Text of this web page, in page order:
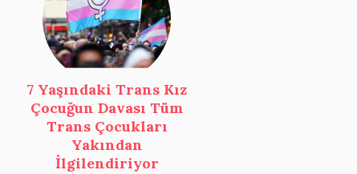
7 Yaşındaki Trans Kız
Çocuğun Davası Tüm
Trans Çocukları
Yakından
İlgilendiriyor